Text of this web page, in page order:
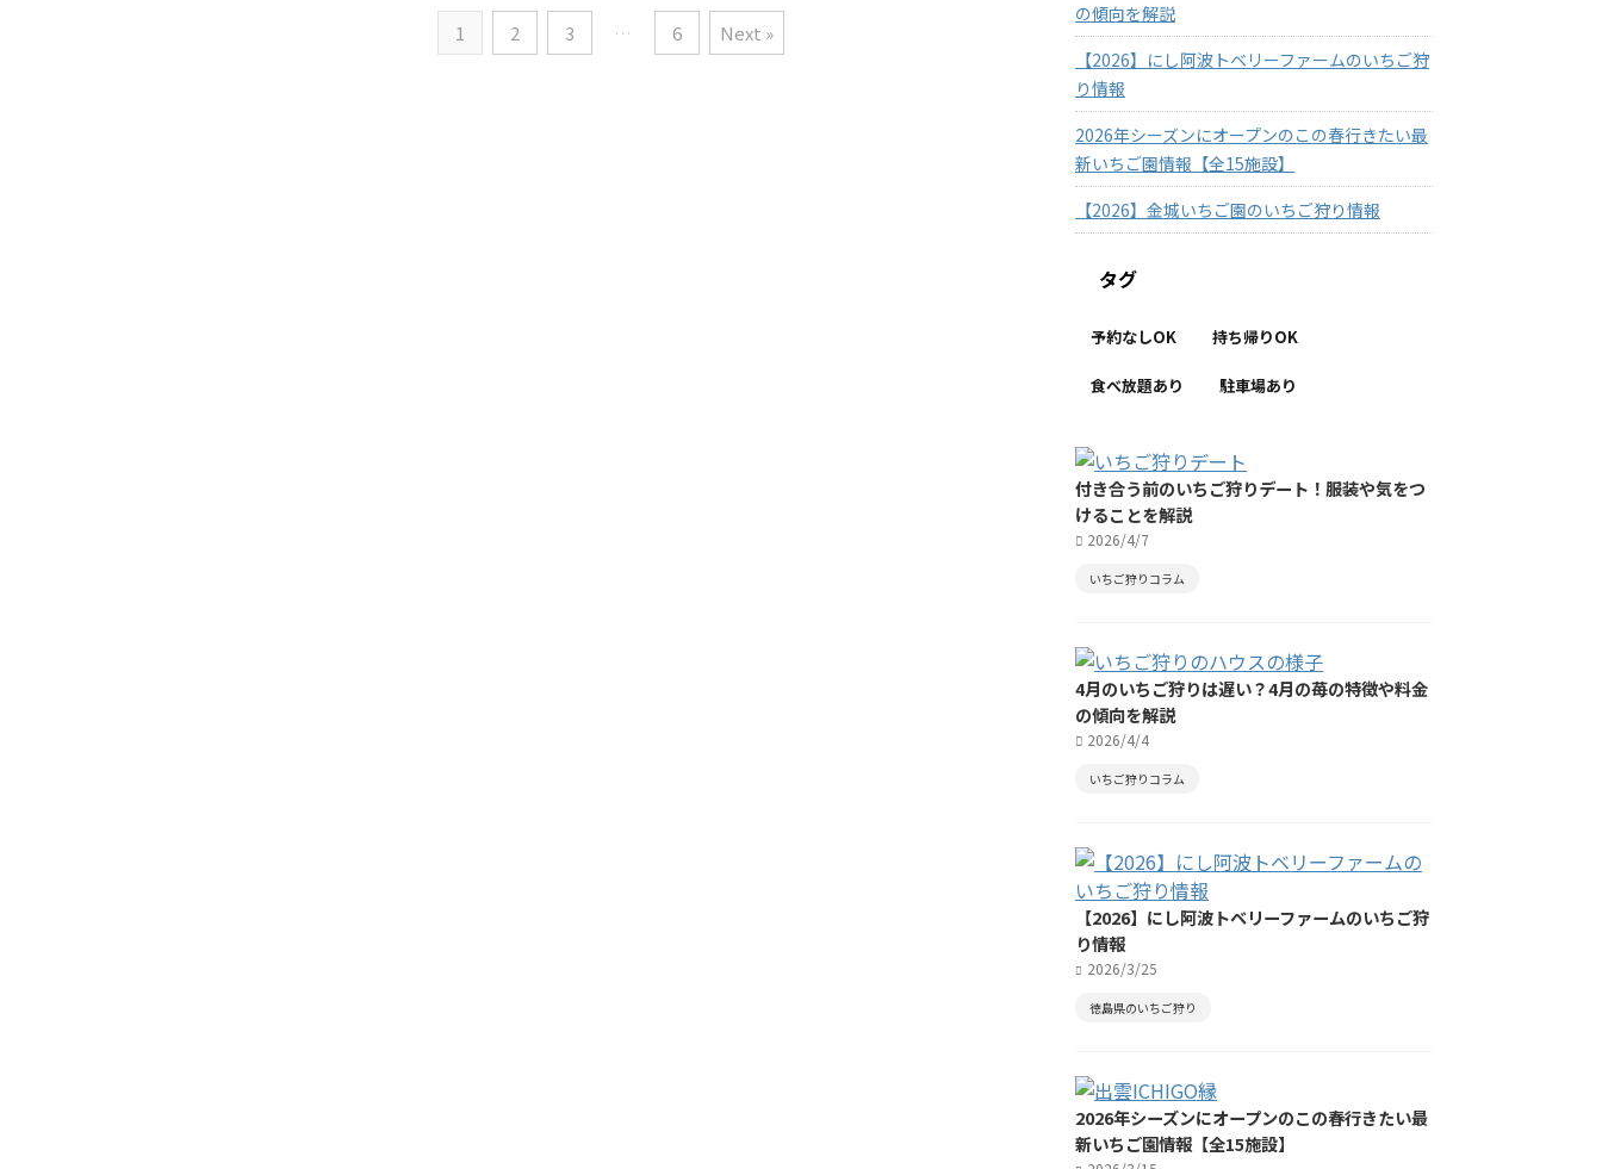
1 2 3 … 6 Next »
の傾向を解説
【2026】にし阿波トベリーファームのいちご狩
り情報
2026年シーズンにオープンのこの春行きたい最
新いちご園情報【全15施設】
【2026】金城いちご園のいちご狩り情報
タグ
予約なしOK 持ち帰りOK
食べ放題あり 駐車場あり
付き合う前のいちご狩りデート！服装や気をつ
けることを解説
2026/4/7
いちご狩りコラム
4月のいちご狩りは遅い？4月の苺の特徴や料金
の傾向を解説
2026/4/4
いちご狩りコラム
【2026】にし阿波トベリーファームのいちご狩
り情報
2026/3/25
徳島県のいちご狩り
2026年シーズンにオープンのこの春行きたい最
新いちご園情報【全15施設】